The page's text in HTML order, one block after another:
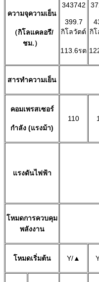
ความจุความเย็น
（กิโลแคลอรี/
ชม.）
343742
399.7
กิโลวัตต์
113.6รต
กิ
สารทำความเย็น
คอมเพรสเซอร์
กำลัง (แรงม้า)
110
แรงดันไฟฟ้า
โหมดการควบคุม
พลังงาน
โหมดเริ่มต้น Y/▲